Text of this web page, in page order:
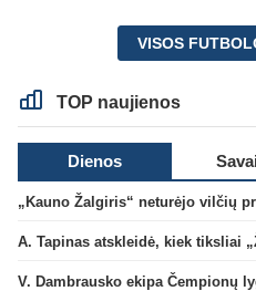
VISOS
TOP naujienos
Dienos
„Kauno Žalgiris“ neturėjo vilčių